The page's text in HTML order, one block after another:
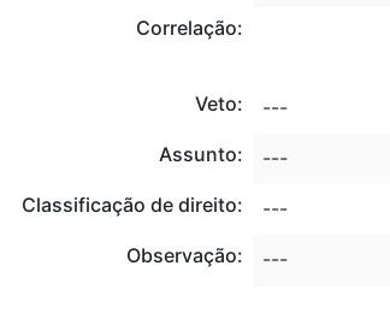
Correlação:
Veto:
---
Assunto:
---
Classificação de direito:
---
Observação:
---